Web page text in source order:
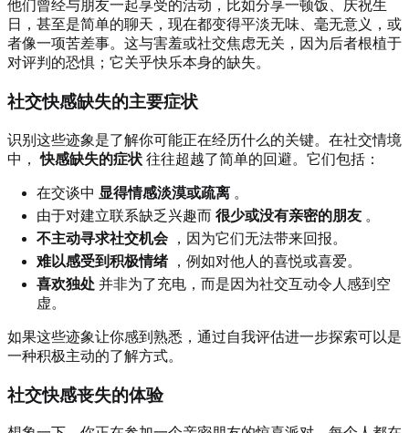
他们曾经与朋友一起享受的活动，比如分享一顿饭、庆祝生
日，甚至是简单的聊天，现在都变得平淡无味、毫无意义，或
者像一项苦差事。这与害羞或社交焦虑无关，因为后者根植于
对评判的恐惧；它关乎快乐本身的缺失。
社交快感缺失的主要症状
识别这些迹象是了解你可能正在经历什么的关键。在社交情境
中，快感缺失的症状 往往超越了简单的回避。它们包括：
在交谈中 显得情感淡漠或疏离 。
由于对建立联系缺乏兴趣而 很少或没有亲密的朋友 。
不主动寻求社交机会，因为它们无法带来回报。
难以感受到积极情绪 ，例如对他人的喜悦或喜爱。
喜欢独处 并非为了充电，而是因为社交互动令人感到空
虚。
如果这些迹象让你感到熟悉，通过自我评估进一步探索可以是
一种积极主动的了解方式。
社交快感丧失的体验